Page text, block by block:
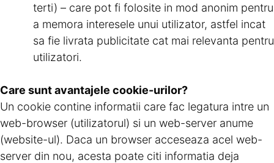
terti) – care pot fi folosite in mod anonim pentru
a memora interesele unui utilizator, astfel incat
sa fie livrata publicitate cat mai relevanta pentru
utilizatori.
Care sunt avantajele cookie-urilor?
Un cookie contine informatii care fac legatura intre un
web-browser (utilizatorul) si un web-server anume
(website-ul). Daca un browser acceseaza acel web-
server din nou, acesta poate citi informatia deja